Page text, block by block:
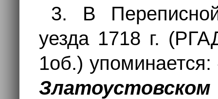
3. В Переписной
уезда 1718 г.
1об.)
Златоустовском